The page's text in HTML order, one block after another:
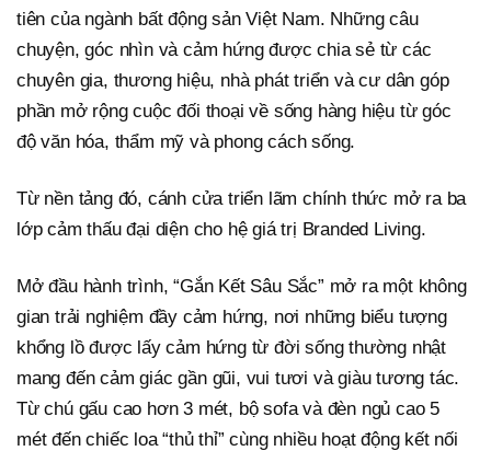
tiên của ngành bất động sản Việt Nam. Những câu
chuyện, góc nhìn và cảm hứng được chia sẻ từ các
chuyên gia, thương hiệu, nhà phát triển và cư dân góp
phần mở rộng cuộc đối thoại về sống hàng hiệu từ góc
độ văn hóa, thẩm mỹ và phong cách sống.
Từ nền tảng đó, cánh cửa triển lãm chính thức mở ra ba
lớp cảm thấu đại diện cho hệ giá trị Branded Living.
Mở đầu hành trình, “Gắn Kết Sâu Sắc” mở ra một không
gian trải nghiệm đầy cảm hứng, nơi những biểu tượng
khổng lồ được lấy cảm hứng từ đời sống thường nhật
mang đến cảm giác gần gũi, vui tươi và giàu tương tác.
Từ chú gấu cao hơn 3 mét, bộ sofa và đèn ngủ cao 5
mét đến chiếc loa “thủ thỉ” cùng nhiều hoạt động kết nối